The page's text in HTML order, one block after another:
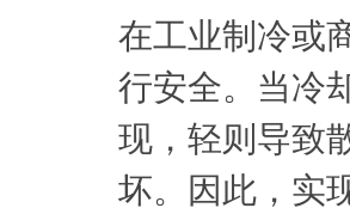
在工业制冷或
行安全。当冷
现，轻则导致
坏。因此，实